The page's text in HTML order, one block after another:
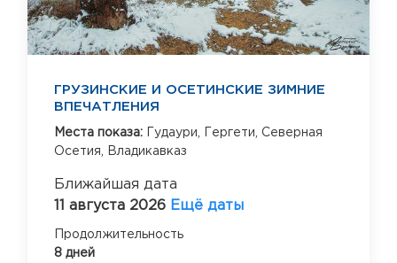
ГРУЗИНСКИЕ И ОСЕТИНСКИЕ ЗИМНИЕ
ВПЕЧАТЛЕНИЯ
Места показа: Гудаури, Гергети, Северная
Осетия,
Владикавказ
Ближайшая дата
11 августа 2026 Ещё даты
Продолжительность
8 дней